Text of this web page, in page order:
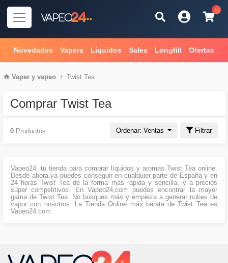
0
Novedades Vapers Líquidos Sales Longfill Ofertas
Vaper y vapeo Twist Tea
Comprar Twist Tea
Ordenar: Ventas Filtrar
0 Productos
Vapeo24, tu tienda para comprar líquidos y aromas Twist Tea online.
Desde ahora ya puedes conseguir en cualquier parte de España y en
24 horas Twist Tea de la forma más rápida y sencilla, y a precios
súper competitivos. En Vapeo24.com puedes encontrar la mayor
gama de Twist Tea. No busques más y empieza a generar nubes de
vapor con nosotros. La Tienda Online más barata de Twist Tea es
Vapeo24.com